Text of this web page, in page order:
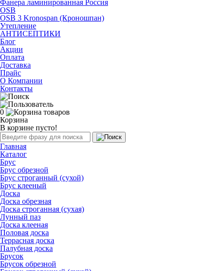
Фанера ламинированная Россия
OSB
OSB 3 Kronospan (Кроношпан)
Утепление
АНТИСЕПТИКИ
Блог
Акции
Оплата
Доставка
Прайс
О Компании
Контакты
0
Корзина
В корзине пусто!
Главная
Каталог
Брус
Брус обрезной
Брус строганный (сухой)
Брус клееный
Доска
Доска обрезная
Доска строганная (сухая)
Лунный паз
Доска клееная
Половая доска
Террасная доска
Палубная доска
Брусок
Брусок обрезной